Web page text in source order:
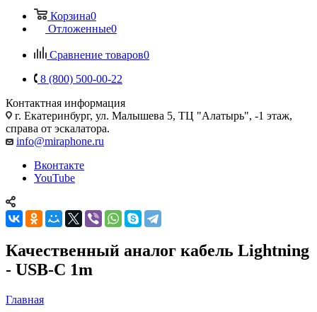
Корзина0
Отложенные0
Сравнение товаров0
8 (800) 500-00-22
Контактная информация
г. Екатеринбург, ул. Малышева 5, ТЦ "Алатырь", -1 этаж,
справа от эскалатора.
info@miraphone.ru
Вконтакте
YouTube
Качественный аналог кабель Lightning
- USB-C 1m
Главная